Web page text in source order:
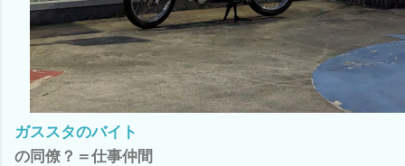
ガススタのバイト
の同僚？＝仕事仲間